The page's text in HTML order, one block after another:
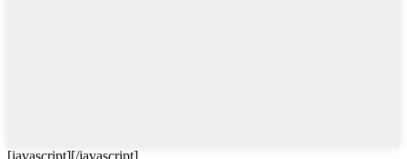
[javascript][/javascript]